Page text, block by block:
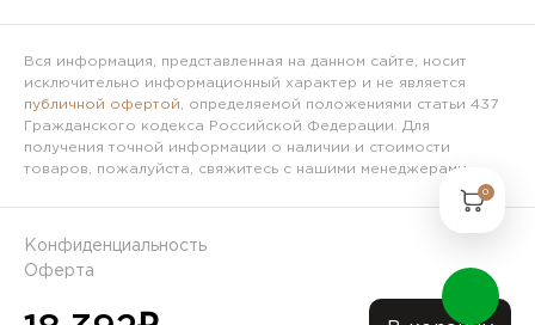
Вся информация, представленная на данном сайте, носит
исключительно информационный характер и не является
публичной офертой , определяемой положениями статьи 437
Гражданского кодекса Российской Федерации. Для
получения точной информации о наличии и стоимости
товаров, пожалуйста, свяжитесь с нашими менеджерами.
© 2024 Интернет-магазин Часы64.ру
Конфиденциальность
Оферта
0